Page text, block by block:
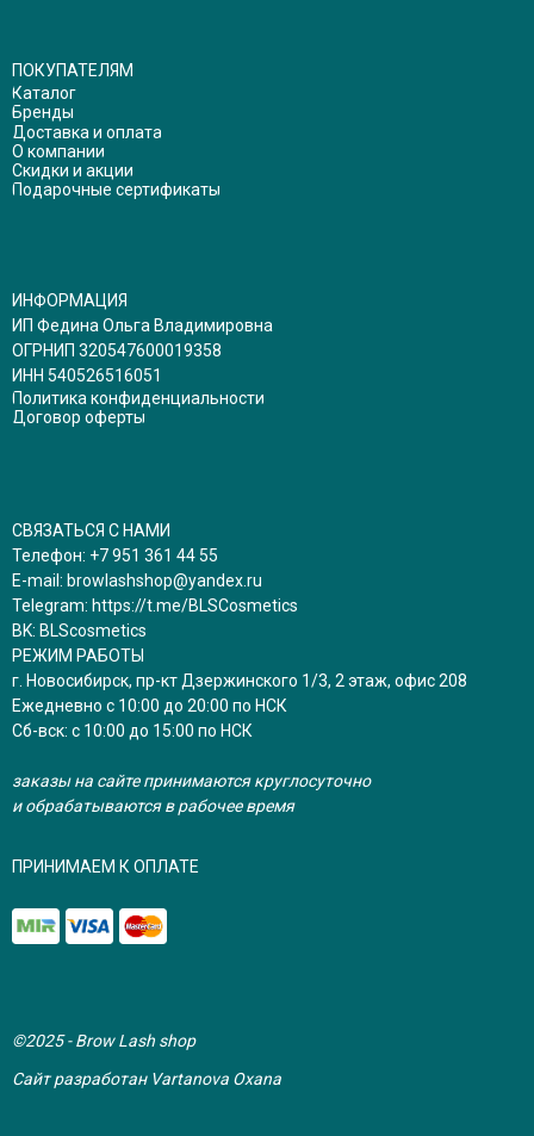
ПОКУПАТЕЛЯМ
Каталог
Бренды
Доставка и оплата
О компании
Скидки и акции
Подарочные сертификаты
ИНФОРМАЦИЯ
ИП Федина Ольга Владимировна
ОГРНИП 320547600019358
ИНН 540526516051
Политика конфиденциальности
Договор оферты
СВЯЗАТЬСЯ С НАМИ
Телефон: +7 951 361 44 55
E-mail: browlashshop@yandex.ru
Telegram: https://t.me/BLSCosmetics
BK: BLScosmetics
РЕЖИМ РАБОТЫ
г. Новосибирск, пр-кт Дзержинского 1/3, 2 этаж, офис 208
Ежедневно с 10:00 до 20:00 по НСК
Сб-вск: с 10:00 до 15:00 по НСК
заказы на сайте принимаются круглосуточно
и обрабатываются в рабочее время
ПРИНИМАЕМ К ОПЛАТЕ
©2025 - Brow Lash shop
Сайт разработан Vartanova Oxana